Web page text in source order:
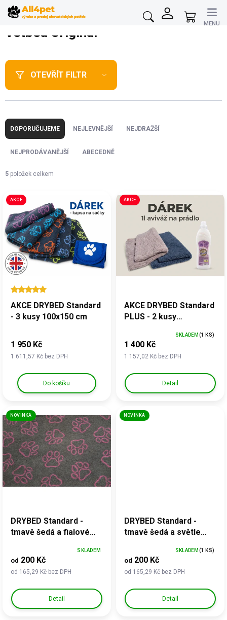
Přejít
Nákupní
košík
Vetbed Originál
OTEVŘÍT FILTR
Ř
z
í
r
o
d
u
k
ů
DOPORUČUJEME NEJLEVNĚJŠÍ NEJDRAŽŠÍ
NEJPRODÁVANĚJŠÍ ABECEDNĚ
5 položek celkem
V
ý
p
i
s
r
o
AKCE
AKCE DRYBED Standard
- 3 kusy 100x150 cm
1 611,57 Kč bez DPH
1 950 Kč
Do košíku
AKCE
AKCE DRYBED Standard
PLUS - 2 kusy
1 157,02 Kč bez DPH
1 400 Kč
SKLADEM (1 KS)
Detail
NOVINKA
DRYBED Standard -
tmavě šedá a fialové
od 165,29 Kč bez DPH
od 200 Kč
SKLADEM
Detail
NOVINKA
DRYBED Standard -
tmavě šedá a světle
od 165,29 Kč bez DPH
od 200 Kč
SKLADEM (1 KS)
Detail